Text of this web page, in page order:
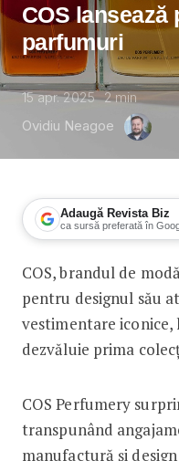
COS
parfumuri
15 apr. 2025 2min
Ovidiu Neagoe
Adaugă Revista Biz
ca sursă preferată în
COS
COS, brandul de
pentru designul său
vestimentare iconice,
dezvăluie prima
COS Perfumery
transpunând
manufactură și